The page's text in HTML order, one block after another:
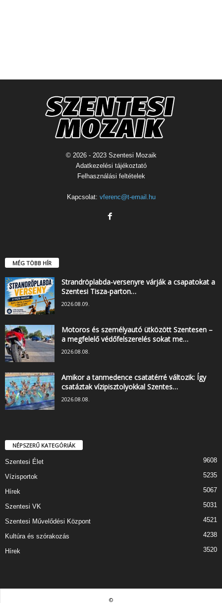
© 2026 - 2023 Szentesi Mozaik
Adatkezelési tájékoztató
Felhasználási feltételek
Kapcsolat: vferenc@t-email.hu
MÉG TÖBB HÍR
Strandröplabda-versenyre várják a csapatokat a
Szentesi Tisza-parton…
2026.08.09.
Motoros és személyautó ütközött Szentesen –
a megfelelő védőfelszerelés sokat me…
2026.08.08.
Amikor a tanmedence csatatérré változik: Így
csatáztak vízipisztolyokkal Szentes…
2026.08.08.
NÉPSZERŰ KATEGÓRIÁK
Szentesi Élet 9608
Vízisportok 5235
Hírek 5067
Szentesi VK 5031
Szentesi Művelődési Központ 4521
Kultúra és szórakozás 4238
Hírek 3520
©